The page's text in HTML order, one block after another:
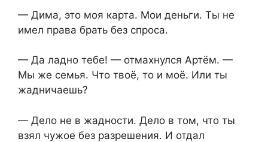
— Дима, это моя карта. Мои деньги. Ты не
имел права брать без спроса.
— Да ладно тебе! — отмахнулся Артём. —
Мы же семья. Что твоё, то и моё. Или ты
жадничаешь?
— Дело не в жадности. Дело в том, что ты
взял чужое без разрешения. И отдал